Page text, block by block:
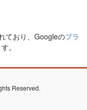
ており、Googleのプラ
。
Reserved.